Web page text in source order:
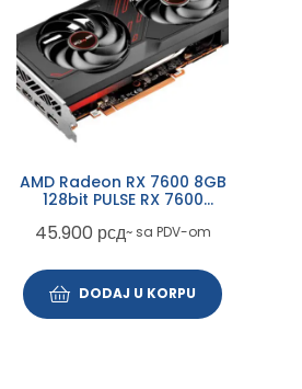
AMD Radeon RX 7600 8GB
128bit PULSE RX 7600
01-20G) grafička karta
45.900 рсд~ sa PDV-om
DODAJ U KORPU